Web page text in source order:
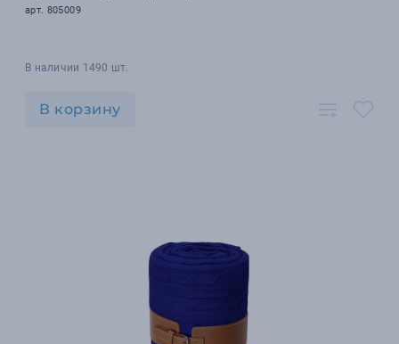
арт. 805009
В наличии 1490 шт.
В корзину